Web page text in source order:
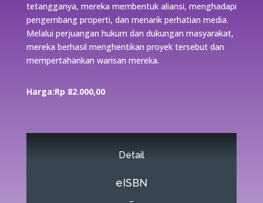
tetangganya, mereka membentuk aliansi, menghadapi
pengembang properti, dan menarik perhatian media.
Melalui perjuangan hukum dan dukungan masyarakat,
mereka berhasil menghentikan proyek tersebut dan
mempertahankan warisan mereka.
Harga:Rp 82.000,00
Detail
eISBN